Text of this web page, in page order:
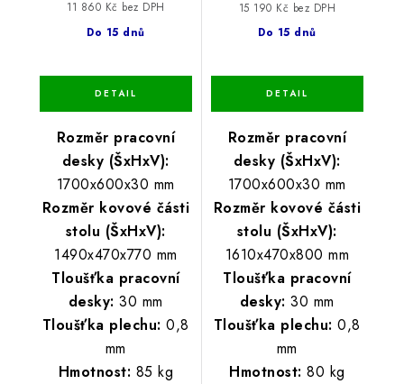
Do 15 dnů
11 860 Kč bez DPH
Rozměr pracovní
desky (ŠxHxV):
1700x600x30 mm
Rozměr kovové části
stolu (ŠxHxV):
1490x470x770 mm
Tloušťka pracovní
desky: 30 mm
Tloušťka plechu: 0,8
mm
Hmotnost: 85 kg
Do 15 dnů
15 190 Kč bez DPH
Rozměr pracovní
desky (ŠxHxV):
1700x600x30 mm
Rozměr kovové části
stolu (ŠxHxV):
1610x470x800 mm
Tloušťka pracovní
desky: 30 mm
Tloušťka plechu: 0,8
mm
Hmotnost: 80 kg